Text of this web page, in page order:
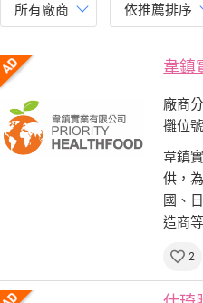
所有廠商 依推薦排序
韋鎮
廠商
攤位
韋鎮
供，
國、
造商
2